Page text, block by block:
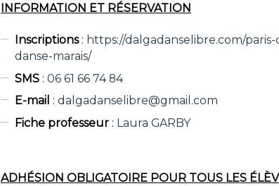
INFORMATION ET RÉSERVATION
Inscriptions: https://dalgadanselibre.com/
danse-marais/
SMS :06 61 66 74 84
E-mail :dalgadanselibre@gmail.com
Fiche professeur : Laura GARBY
ADHÉSION OBLIGATOIRE POUR TOUS LES